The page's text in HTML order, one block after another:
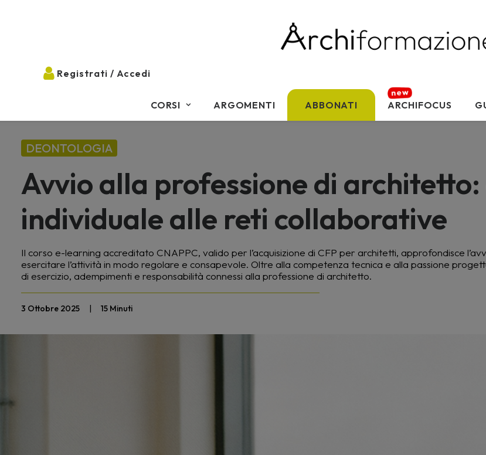
CORSI ARGOMENTI ABBONATI ARCHIFOCUS
DEONTOLOGIA
Avvio alla professione di architetto:
individuale alle reti collaborative
Il corso e-learning accreditato CNAPPC, valido per l’acquisizione di CFP per architetti, approfondisce
esercitare l’attività in modo regolare e consapevole. Oltre alla competenza tecnica e alla passione
di esercizio, adempimenti e responsabilità connessi alla professione di architetto.
3 Ottobre 2025 | 15 Minuti